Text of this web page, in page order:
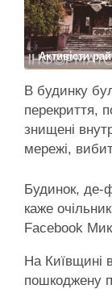
Активісти
В будинку
перекриття,
знищені
мережі,
Будинок, де-
каже
Facebook
На Київщині
пошкоджену